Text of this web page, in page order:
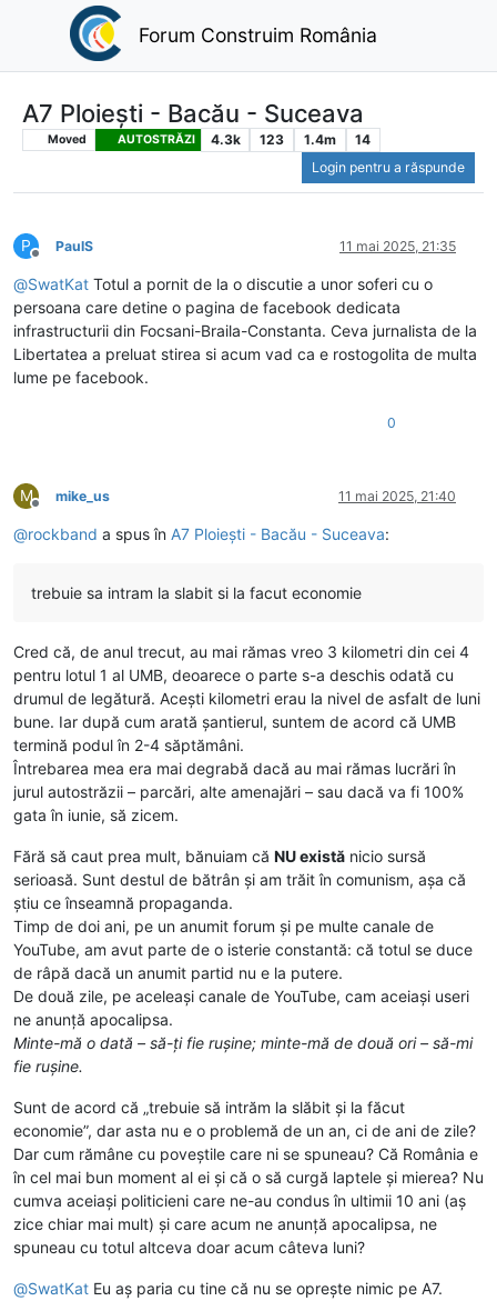
Forum Construim România
A7 Ploiești - Bacău - Suceava
Moved AUTOSTRĂZI 4.3k 123 1.4m
14
Login pentru a răspunde
P
Deconectat
PaulS 11 mai 2025, 21:35
@SwatKat Totul a pornit de la o discutie a unor soferi cu o
persoana care detine o pagina de facebook dedicata
infrastructurii din Focsani-Braila-Constanta. Ceva jurnalista de la
Libertatea a preluat stirea si acum vad ca e rostogolita de multa
lume pe facebook.
0
M
Deconectat
mike_us 11 mai 2025, 21:40
@rockband a spus în A7 Ploiești - Bacău - Suceava:
trebuie sa intram la slabit si la facut economie
Cred că, de anul trecut, au mai rămas vreo 3 kilometri din cei 4
pentru lotul 1 al UMB, deoarece o parte s-a deschis odată cu
drumul de legătură. Acești kilometri erau la nivel de asfalt de luni
bune. Iar după cum arată șantierul, suntem de acord că UMB
termină podul în 2-4 săptămâni.
Întrebarea mea era mai degrabă dacă au mai rămas lucrări în
jurul autostrăzii – parcări, alte amenajări – sau dacă va fi 100%
gata în iunie, să zicem.
Fără să caut prea mult, bănuiam că NU există nicio sursă
serioasă. Sunt destul de bătrân și am trăit în comunism, așa că
știu ce înseamnă propaganda.
Timp de doi ani, pe un anumit forum și pe multe canale de
YouTube, am avut parte de o isterie constantă: că totul se duce
de râpă dacă un anumit partid nu e la putere.
De două zile, pe aceleași canale de YouTube, cam aceiași useri
ne anunță apocalipsa.
Minte-mă o dată – să-ți fie rușine; minte-mă de două ori – să-mi
fie rușine.
Sunt de acord că „trebuie să intrăm la slăbit și la făcut
economie”, dar asta nu e o problemă de un an, ci de ani de zile?
Dar cum rămâne cu poveștile care ni se spuneau? Că România e
în cel mai bun moment al ei și că o să curgă laptele și mierea? Nu
cumva aceiași politicieni care ne-au condus în ultimii 10 ani (aș
zice chiar mai mult) și care acum ne anunță apocalipsa, ne
spuneau cu totul altceva doar acum câteva luni?
@SwatKat Eu aș paria cu tine că nu se oprește nimic pe A7.